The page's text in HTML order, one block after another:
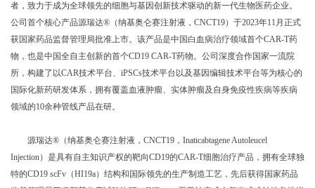
者，致力于成为全球领先的细胞与基因创新技术驱动的新一代生物医药企业。
公司首个核心产品源瑞达® （纳基奥仑赛注射液， CNCT19）于2023年11 月正式
获国家药品监督管理局批准上市。该产品是中国白血病治疗领域首个CAR-T药
物，也是中国全自主创新的首个CD19 CAR-T药物。公司深度合作国家一流院
所，构建了以CAR技术平台、 iPSCs技术平台以及基因编辑技术平台等为核心的
国际化新药研发体系，拥有覆盖血液肿瘤、实体肿瘤及自身免疫性疾病等疾病
领域的10余种管线产品在研。
源瑞达® （纳基奥仑赛注射液， CNCT19 ， Inaticabtagene Autoleucel
Injection）是具有自主知识产权的靶向CD19的CAR-T细胞治疗产品，拥有全球独
特的CD19 scFv （HI19a）结构和国际领先的生产制造工艺，先后获得国家药品